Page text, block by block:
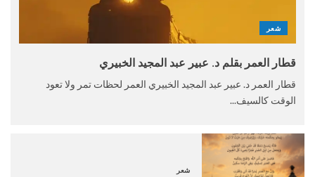
شعر
قطار العمر بقلم د. عبير عبد المجيد الخبيري
قطار العمر د. عبير عبد المجيد الخبيري العمر لحظات تمر ولا تعود
الوقت كالسيف...
شعر